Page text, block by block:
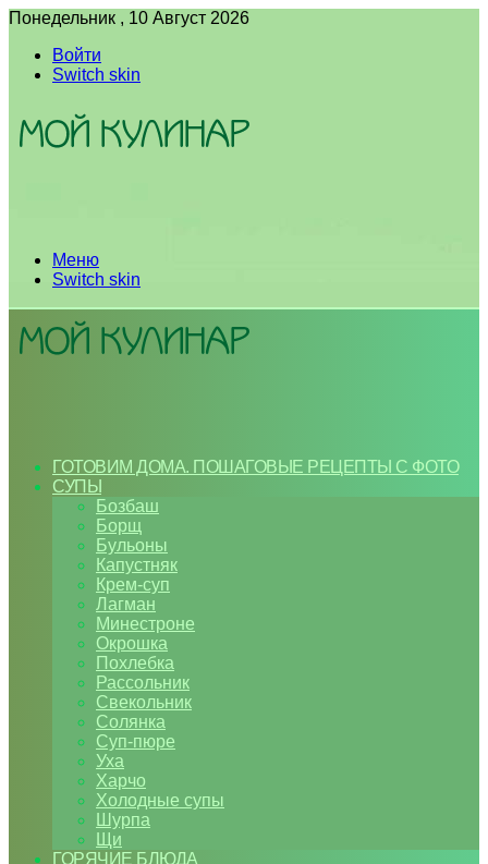
Понедельник , 10 Август 2026
Войти
Switch skin
Меню
Switch skin
ГОТОВИМ ДОМА. ПОШАГОВЫЕ РЕЦЕПТЫ С ФОТО
СУПЫ
Бозбаш
Борщ
Бульоны
Капустняк
Крем-суп
Лагман
Минестроне
Окрошка
Похлебка
Рассольник
Свекольник
Солянка
Суп-пюре
Уха
Харчо
Холодные супы
Шурпа
Щи
ГОРЯЧИЕ БЛЮДА